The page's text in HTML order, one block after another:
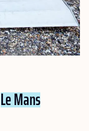
Le Mans